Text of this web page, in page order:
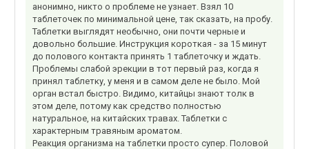
анонимно, никто о проблеме не узнает. Взял 10
таблеточек по минимальной цене, так сказать, на пробу.
Таблетки выглядят необычно, они почти черные и
довольно большие. Инструкция короткая - за 15 минут
до полового контакта принять 1 таблеточку и ждать.
Проблемы слабой эрекции в тот первый раз, когда я
принял таблетку, у меня и в самом деле не было. Мой
орган встал быстро. Видимо, китайцы знают толк в
этом деле, потому как средство полностью
натуральное, на китайских травах. Таблетки с
характерным травяным ароматом.
Реакция организма на таблетки просто супер. Половой